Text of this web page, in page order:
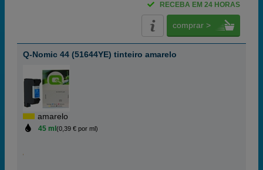
RECEBA EM 24 HORAS
comprar >
Q-Nomic 44 (51644YE) tinteiro amarelo
amarelo
45 ml (0,39 € por ml)